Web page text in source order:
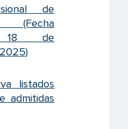
de
18 de
listados
admitidas